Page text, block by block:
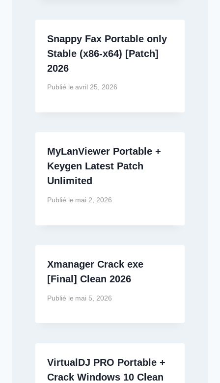
Snappy Fax Portable only
Stable (x86-x64) [Patch]
2026
Publié le avril 25, 2026
MyLanViewer Portable +
Keygen Latest Patch
Unlimited
Publié le mai 2, 2026
Xmanager Crack exe
[Final] Clean 2026
Publié le mai 5, 2026
VirtualDJ PRO Portable +
Crack Windows 10 Clean